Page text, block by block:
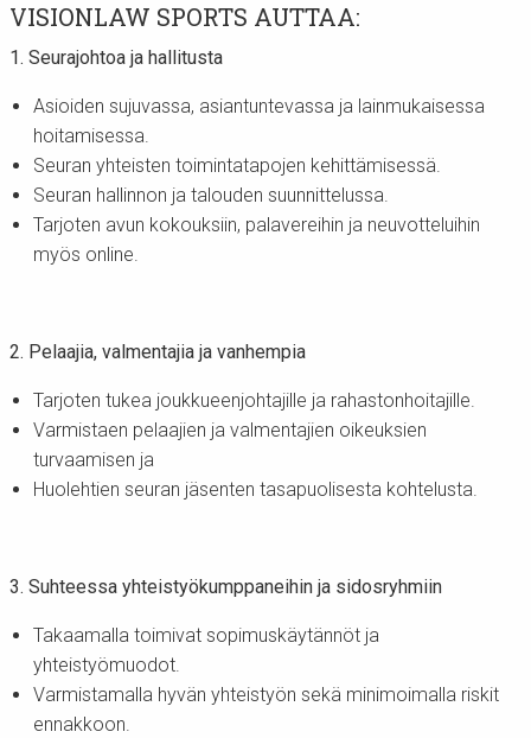
VISIONLAW SPORTS AUTTAA:
1. Seurajohtoa ja hallitusta
Asioiden sujuvassa, asiantuntevassa ja lainmukaisessa
hoitamisessa.
Seuran yhteisten toimintatapojen kehittämisessä.
Seuran hallinnon ja talouden suunnittelussa.
Tarjoten avun kokouksiin, palavereihin ja neuvotteluihin
myös online.
2. Pelaajia, valmentajia ja vanhempia
Tarjoten tukea joukkueenjohtajille ja rahastonhoitajille.
Varmistaen pelaajien ja valmentajien oikeuksien
turvaamisen ja
Huolehtien seuran jäsenten tasapuolisesta kohtelusta.
3. Suhteessa yhteistyökumppaneihin ja sidosryhmiin
Takaamalla toimivat sopimuskäytännöt ja
yhteistyömuodot.
Varmistamalla hyvän yhteistyön sekä minimoimalla riskit
ennakkoon.